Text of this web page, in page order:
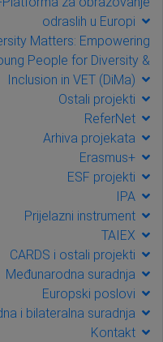
odraslih u Europi
Matters: Empowering
People for Diversity &
Inclusion in VET (DiMa)
Ostali projekti
ReferNet
Arhiva projekata
Erasmus+
ESF projekti
IPA
Prijelazni instrument
TAIEX
CARDS i ostali projekti
Međunarodna suradnja
Europski poslovi
i bilateralna suradnja
Kontakt